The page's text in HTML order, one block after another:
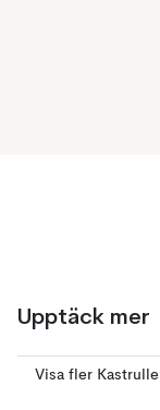
Upptäck mer
Visa fler